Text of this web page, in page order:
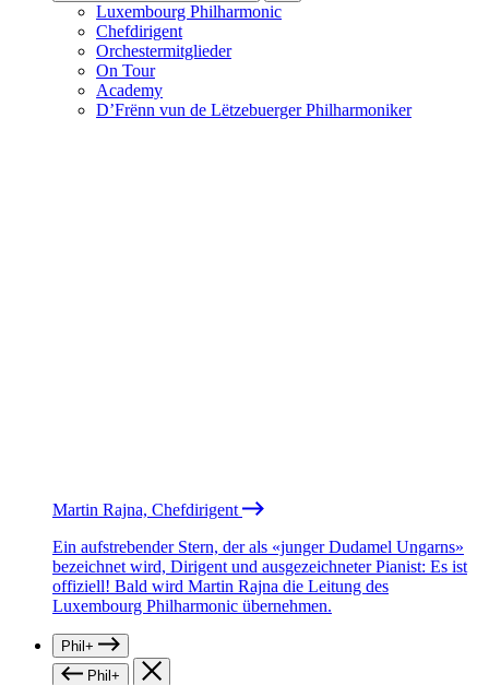
Luxembourg Philharmonic
Chefdirigent
Orchestermitglieder
On Tour
Academy
D’Frënn vun de Lëtzebuerger Philharmoniker
Martin Rajna, Chefdirigent
Ein aufstrebender Stern, der als «junger Dudamel Ungarns»
bezeichnet wird, Dirigent und ausgezeichneter Pianist: Es ist
offiziell! Bald wird Martin Rajna die Leitung des
Luxembourg Philharmonic übernehmen.
Phil+
Phil+